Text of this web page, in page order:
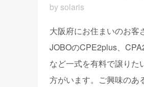
by solaris
大阪府にお住まいのお客
JOBOのCPE2plus、
など一式を有料で譲りた
方がいます。ご興味のあ